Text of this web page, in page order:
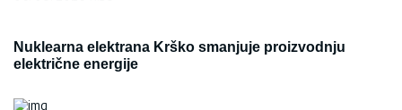
Nuklearna elektrana Krško smanjuje proizvodnju
električne energije